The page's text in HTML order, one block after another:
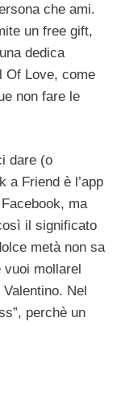
che ami.
un free gift,
dedica
Of Love, come
non fare le
dare (o
a Friend è l’app
ma
il significato
metà non sa
vuoi mollarel
Nel
perchè un